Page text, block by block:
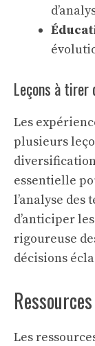
Leçons à tirer
Les
plusieurs
essentielle
l’analyse des
d’anticiper
rigoureuse
décisions
Les